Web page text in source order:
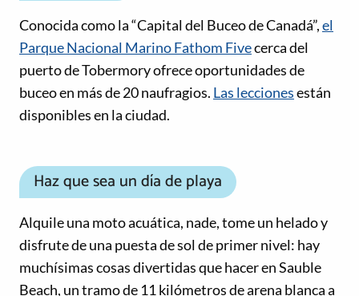
Conocida como la “Capital del Buceo de Canadá”,el
Parque Nacional Marino Fathom Fivecerca del
puerto de Tobermory ofrece oportunidades de
buceo en más de 20 naufragios. Las leccionesestán
disponibles en la ciudad.
Haz que sea un día de playa
Alquile una moto acuática, nade, tome un helado y
disfrute de una puesta de sol de primer nivel: hay
muchísimas cosas divertidas que hacer en Sauble
Beach, un tramo de 11 kilómetros de arena blanca a